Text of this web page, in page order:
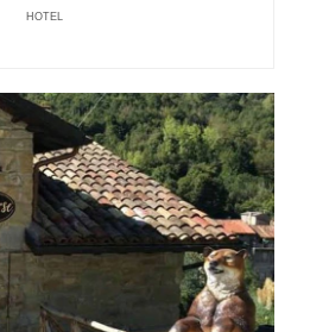
HOTEL